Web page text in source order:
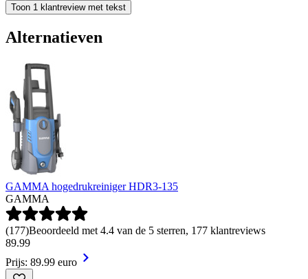
Toon 1 klantreview met tekst
Alternatieven
GAMMA hogedrukreiniger HDR3-135
GAMMA
(177)Beoordeeld met 4.4 van de 5 sterren, 177 klantreviews
89.99
Prijs: 89.99 euro